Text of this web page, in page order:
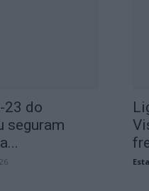
23 do
seguram